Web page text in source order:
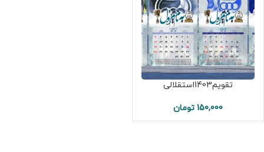
تقویم1403استقلالی
150,000 تومان